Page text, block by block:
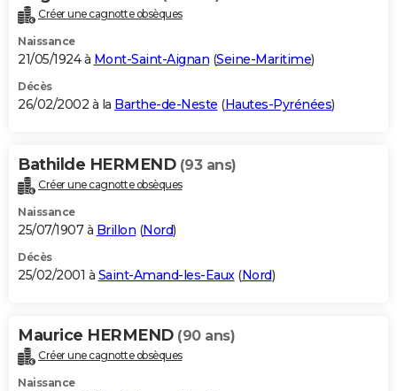
Créer une cagnotte obsèques
Naissance
21/05/1924 à Mont-Saint-Aignan (Seine-Maritime)
Décès
26/02/2002 à la Barthe-de-Neste (Hautes-Pyrénées)
Bathilde HERMEND (93 ans)
Créer une cagnotte obsèques
Naissance
25/07/1907 à Brillon (Nord)
Décès
25/02/2001 à Saint-Amand-les-Eaux(Nord)
Maurice HERMEND (90 ans)
Créer une cagnotte obsèques
Naissance